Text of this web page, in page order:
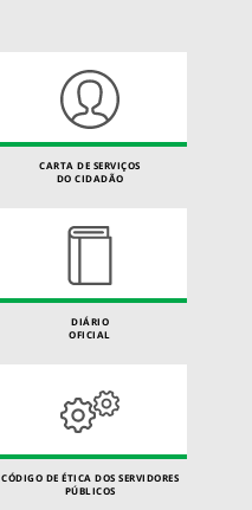
CARTA DE SERVIÇOS
DO CIDADÃO
DIÁRIO
OFICIAL
CÓDIGO DE ÉTICA DOS SERVIDORES
PÚBLICOS